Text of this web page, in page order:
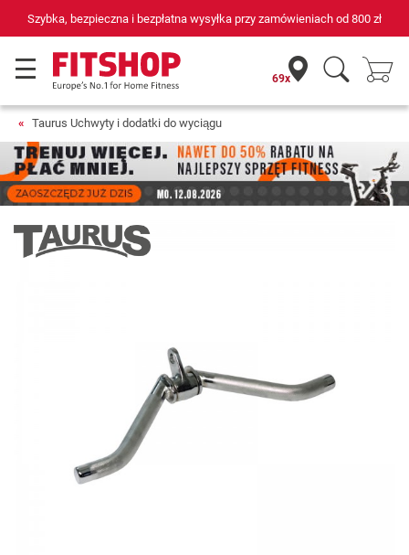
wysyłka przy zamówieniach od 800 zł 69 sklepów fitness i
69x
Taurus Uchwyty i dodatki do wyciągu